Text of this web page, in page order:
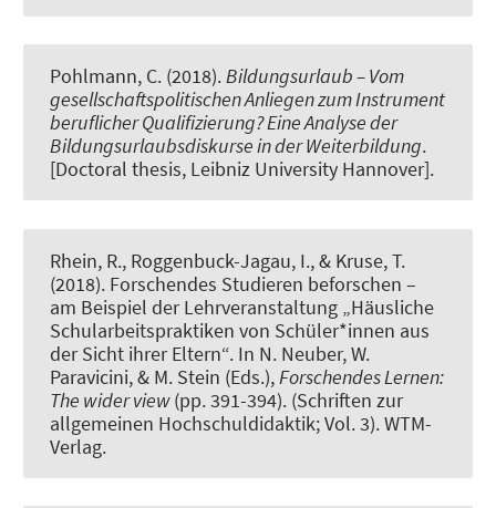
Pohlmann, C. (2018).Bildungsurlaub – Vom
gesellschaftspolitischen Anliegen zum Instrument
beruflicher Qualifizierung? Eine Analyse der
Bildungsurlaubsdiskurse in der Weiterbildung.
[Doctoral thesis, Leibniz University Hannover].
Rhein, R., Roggenbuck-Jagau, I., & Kruse, T.
(2018). Forschendes Studieren beforschen –
am Beispiel der Lehrveranstaltung „Häusliche
Schularbeitspraktiken von Schüler*innen aus
der Sicht ihrer Eltern“. In N. Neuber, W.
Paravicini, & M. Stein (Eds.), Forschendes Lernen:
The wider view(pp. 391-394). (Schriften zur
allgemeinen Hochschuldidaktik; Vol. 3). WTM-
Verlag.